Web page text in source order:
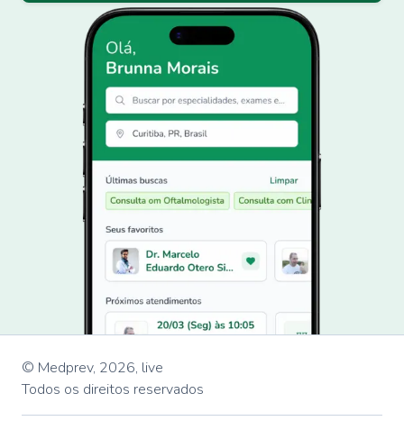
© Medprev, 2026, live
Todos os direitos reservados